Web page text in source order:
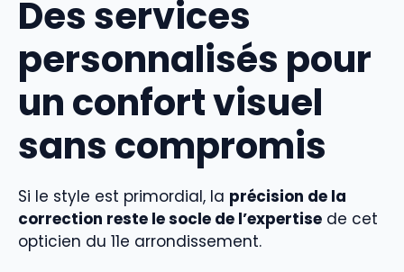
Des services
personnalisés pour
un confort visuel
sans compromis
Si le style est primordial, la précision de la
correction reste le socle de l’expertise de cet
opticien du 11e arrondissement.